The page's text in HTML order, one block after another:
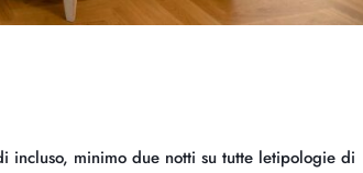
minimo due notti su tutte letipologie di